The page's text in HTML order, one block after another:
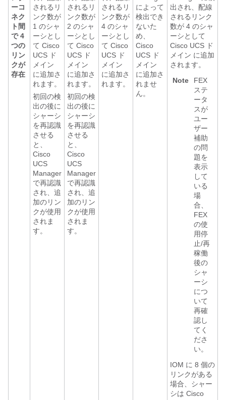
ーコ
ネク
ト間
で 4
つの
リン
クが
存在
されるリ
ンク数が
1 のシャ
ーシとし
て Cisco
UCS ド
メイン
に追加さ
れます。
初回の検
出の後に
シャーシ
を再認識
させる
と、
Cisco
UCS
Manager
で再認識
され、追
加のリン
クが使用
されま
す。
されるリ
ンク数が
2 のシャ
ーシとし
て Cisco
UCS ド
メイン
に追加さ
れます。
初回の検
出の後に
シャーシ
を再認識
させる
と、
Cisco
UCS
Manager
で再認識
され、追
加のリン
クが使用
されま
す。
されるリ
ンク数が
4 のシャ
ーシとし
て Cisco
UCS ド
メイン
に追加さ
れます。
によって
検出でき
ないた
め、
Cisco
UCS ド
メイン
に追加さ
れませ
ん。
出され、配線
されるリンク
数が 4 のシャ
ーシとして
Cisco UCS ド
メイン に追加
されます。
Note
FEX
ステ
ータ
スが
ユー
ザー
補助
の問
題を
表示
して
いる
場
合、
FEX
の使
用停
止/再
稼働
後の
シャ
ーシ
につ
いて
再確
認し
てく
ださ
い。
IOM に 8 個の
リンクがある
場合、シャー
シは Cisco